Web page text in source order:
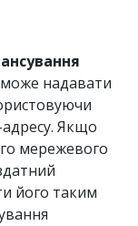
надавати
адресу. Якщо
мережевого
його таким